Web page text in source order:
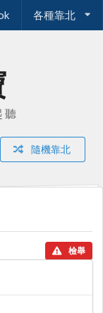
各種靠北
聽
隨機靠北
檢舉